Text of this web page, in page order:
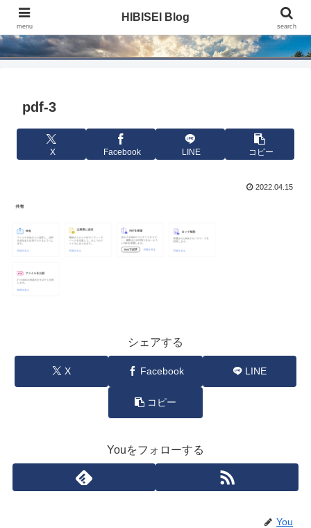
HIBISEI Blog
pdf-3
X Facebook LINE コピー
2022.04.15
シェアする
X Facebook LINE
コピー
Youをフォローする
You
menu
HIBISEI Blog
search